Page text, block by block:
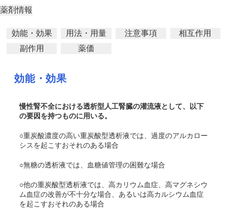
薬剤情報
効能・効果 用法・用量 注意事項
相互作用
副作用
薬価
効能・効果
慢性腎不全における透析型人工腎臓の灌流液として、以下
の要因を持つものに用いる。
○重炭酸濃度の高い重炭酸型透析液では、過度のアルカロー
シスを起こすおそれのある場合
○無糖の透析液では、血糖値管理の困難な場合
○他の重炭酸型透析液では、高カリウム血症、高マグネシウ
ム血症の改善が不十分な場合、あるいは高カルシウム血症
を起こすおそれのある場合